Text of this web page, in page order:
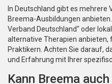
In Deutschland gibt es mehrere
Breema-Ausbildungen
Verband Deutschland" oder
alternative Therapien
Praktikern. Achten Sie darauf,
und Erfahrung mit Ihrer
Kann Breema